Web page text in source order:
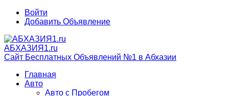
Войти
Добавить Объявление
АБХАЗИЯ1.ru
Сайт Бесплатных Объявлений №1 в Абхазии
Главная
Авто
Авто с Пробегом